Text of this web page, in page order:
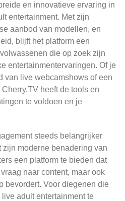
en innovatieve ervaring in
entertainment. Met zijn
aanbod van modellen, en
blijft het platform een
die op zoek zijn
entertainmentervaringen. Of je
van live webcamshows of een
heeft de tools en
te voldoen en je
steeds belangrijker
zijn moderne benadering van
een platform te bieden dat
naar content, maar ook
bevordert. Voor diegenen die
adult entertainment te